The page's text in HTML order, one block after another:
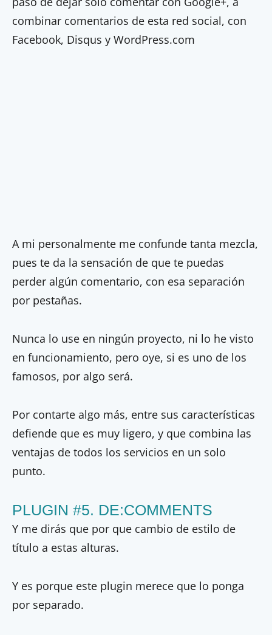
combinar comentarios de esta red social, con
Facebook, Disqus y WordPress.com
A mi personalmente me confunde tanta mezcla,
pues te da la sensación de que te puedas
perder algún comentario, con esa separación
por pestañas.
Nunca lo use en ningún proyecto, ni lo he visto
en funcionamiento, pero oye, si es uno de los
famosos, por algo será.
Por contarte algo más, entre sus características
defiende que es muy ligero, y que combina las
ventajas de todos los servicios en un solo
punto.
PLUGIN #5. DE:COMMENTS
Y me dirás que por que cambio de estilo de
título a estas alturas.
Y es porque este plugin merece que lo ponga
por separado.